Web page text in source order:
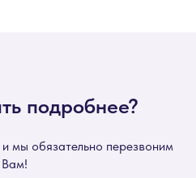
подробнее?
мы обязательно перезвоним
Вам!